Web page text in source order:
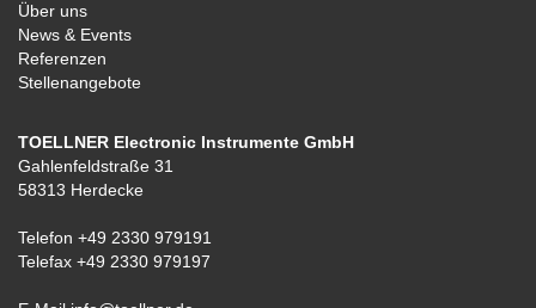
Über uns
News & Events
Referenzen
Stellenangebote
TOELLNER Electronic Instrumente GmbH
Gahlenfeldstraße 31
58313 Herdecke
Telefon +49 2330 979191
Telefax +49 2330 979197